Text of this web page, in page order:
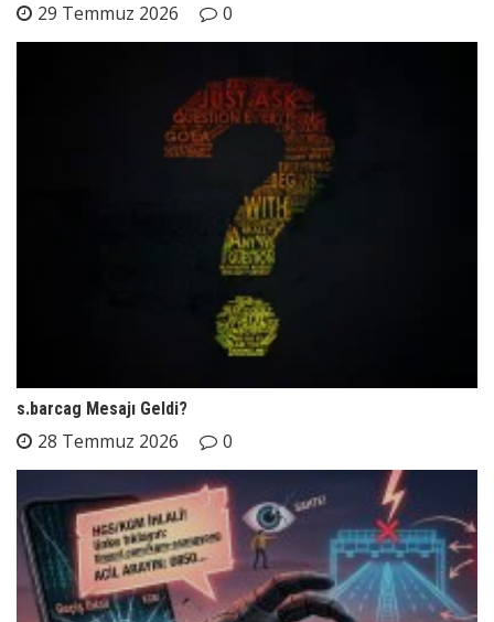
29 Temmuz 2026 0
s.barcag Mesajı Geldi?
28 Temmuz 2026 0